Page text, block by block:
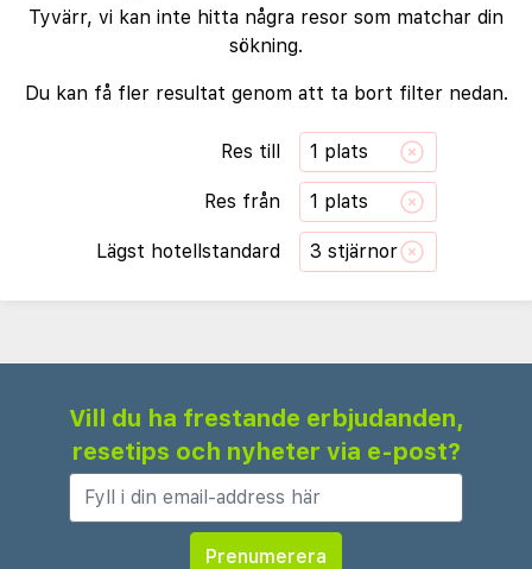
Tyvärr, vi kan inte hitta några resor som matchar din
sökning.
Du kan få fler resultat genom att ta bort filter nedan.
Res till 1 plats
Res från 1 plats
Lägst hotellstandard 3 stjärnor
Vill du ha frestande erbjudanden,
resetips och nyheter via e-post?